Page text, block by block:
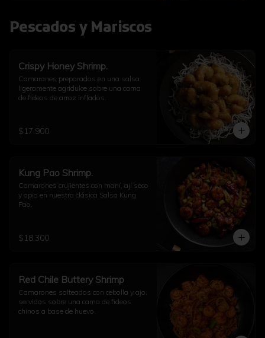
Pescados y Mariscos
Crispy Honey Shrimp.
Camarones preparados en una salsa
ligeramente agridulce sobre una cama
de fideos de arroz inflados.
$17.900
Kung Pao Shrimp.
Camarones crujientes con maní, ají seco
y apio en nuestra clásica Salsa Kung
Pao.
$18.300
Red Chile Buttery Shrimp
Camarones salteados con cebolla y ajo,
servidos sobre una cama de fideos
chinos a base de huevo.